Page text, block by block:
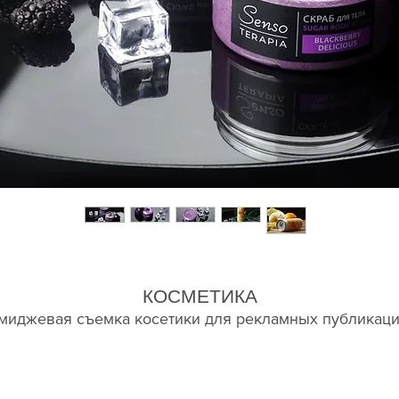
КОСМЕТИКА
съемка косетики для рекламных